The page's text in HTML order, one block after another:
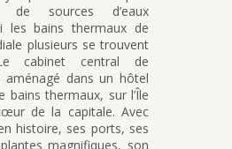
de sources d’eaux
les bains thermaux de
plusieurs se trouvent
cabinet central de
aménagé dans un hôtel
bains thermaux, sur l’Île
de la capitale. Avec
histoire, ses ports, ses
magnifiques, son